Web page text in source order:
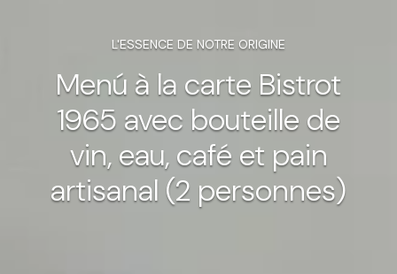
L'ESSENCE DE NOTRE ORIGINE
Menú à la carte Bistrot
1965 avec bouteille de
vin, eau, café et pain
artisanal (2 personnes)